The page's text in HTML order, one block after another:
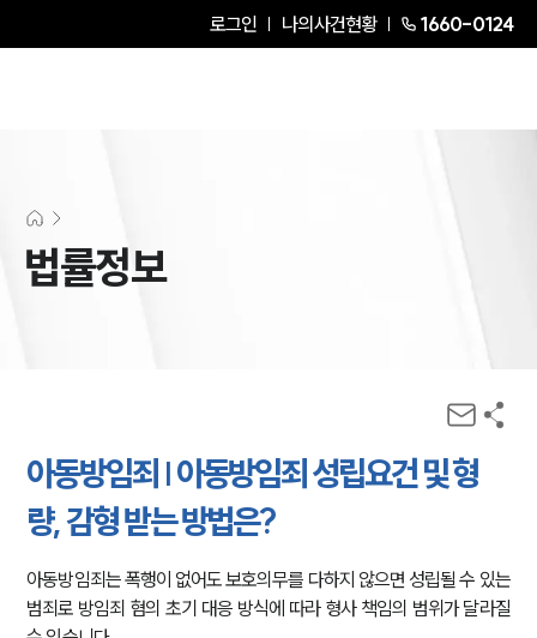
로그인 나의사건현황 1660-0124
법률정보
아동방임죄 | 아동방임죄 성립요건 및 형
량, 감형 받는 방법은?
아동방임죄는 폭행이 없어도 보호의무를 다하지 않으면 성립될 수 있는
범죄로 방임죄 혐의 초기 대응 방식에 따라 형사 책임의 범위가 달라질